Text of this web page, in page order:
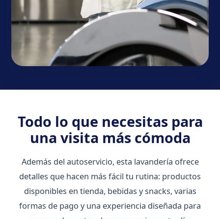
Todo lo que necesitas para
una visita más cómoda
Además del autoservicio, esta lavandería ofrece
detalles que hacen más fácil tu rutina: productos
disponibles en tienda, bebidas y snacks, varias
formas de pago y una experiencia diseñada para